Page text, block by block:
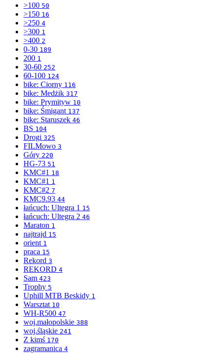
>100 50
>150 16
>250 4
>300 1
>400 2
0-30 189
200 1
30-60 252
60-100 124
bike: Ciorny 116
bike: Medżik 317
bike: Prymityw 10
bike: Śmigant 137
bike: Staruszek 46
BS 104
Drogi 325
FILMowo 3
Góry 220
HG-73 51
KMC#1 18
KMC#1 1
KMC#2 7
KMC9.93 44
łańcuch: Ultegra 1 15
łańcuch: Ultegra 2 46
Maraton 1
najtrajd 15
orient 1
praca 15
Rekord 3
REKORD 4
Sam 423
Trophy 5
Uphill MTB Beskidy 1
Warsztat 10
WH-R500 47
woj.małopolskie 388
woj.śląskie 241
Z kimś 170
zagramanica 4